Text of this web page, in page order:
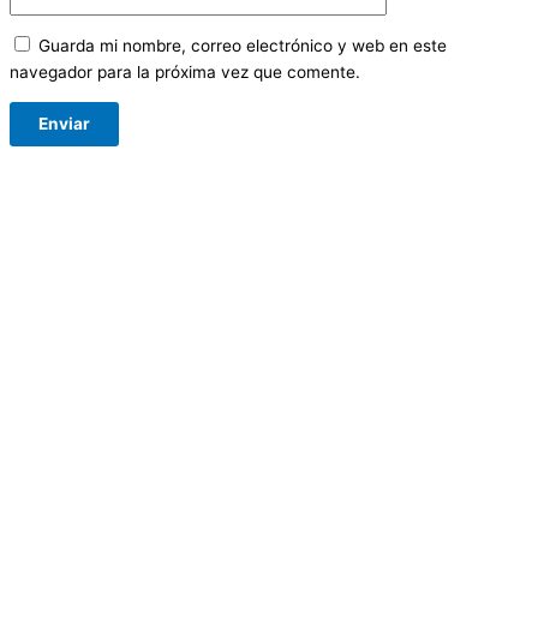
Guarda mi nombre, correo electrónico y web en este
navegador para la próxima vez que comente.